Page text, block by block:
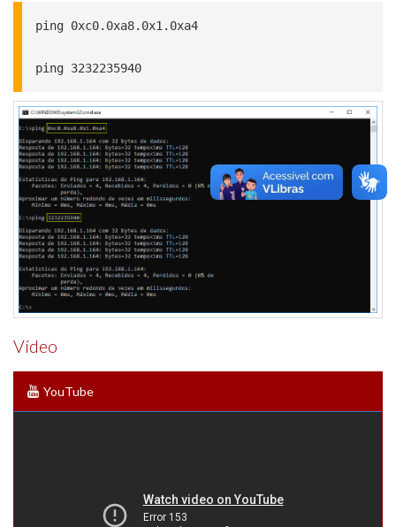
ping 0xc0.0xa8.0x1.0xa4
ping 3232235940
Vídeo
YouTube